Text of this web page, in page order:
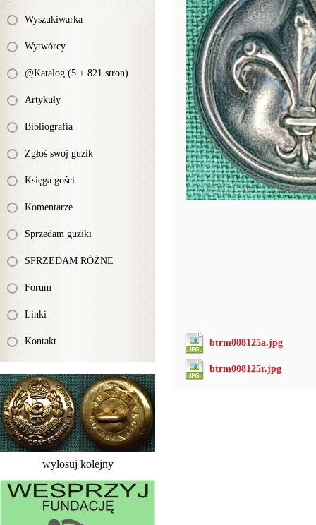
Wyszukiwarka
Wytwórcy
@Katalog (5 + 821 stron)
Artykuły
Bibliografia
Zgłoś swój guzik
Księga gości
Komentarze
Sprzedam guziki
SPRZEDAM RÓŻNE
Forum
Linki
Kontakt
wylosuj kolejny
btrm008125a.jpg
btrm008125r.jpg